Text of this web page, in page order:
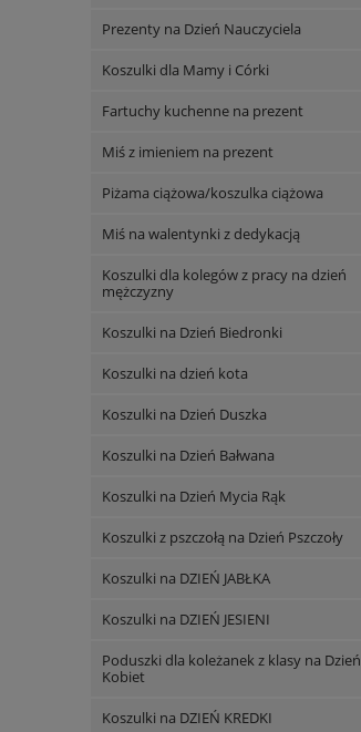
Prezenty na Dzień Nauczyciela
Koszulki dla Mamy i Córki
Fartuchy kuchenne na prezent
Miś z imieniem na prezent
Piżama ciążowa/koszulka ciążowa
Miś na walentynki z dedykacją
Koszulki dla kolegów z pracy na dzień
mężczyzny
Koszulki na Dzień Biedronki
Koszulki na dzień kota
Koszulki na Dzień Duszka
Koszulki na Dzień Bałwana
Koszulki na Dzień Mycia Rąk
Koszulki z pszczołą na Dzień Pszczoły
Koszulki na DZIEŃ JABŁKA
Koszulki na DZIEŃ JESIENI
Poduszki dla koleżanek z klasy na Dzień
Kobiet
Koszulki na DZIEŃ KREDKI